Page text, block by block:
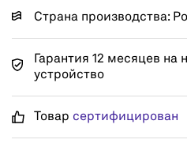
Страна производства:
Гарантия 12 месяцев на
устройство
Товар сертифицирован